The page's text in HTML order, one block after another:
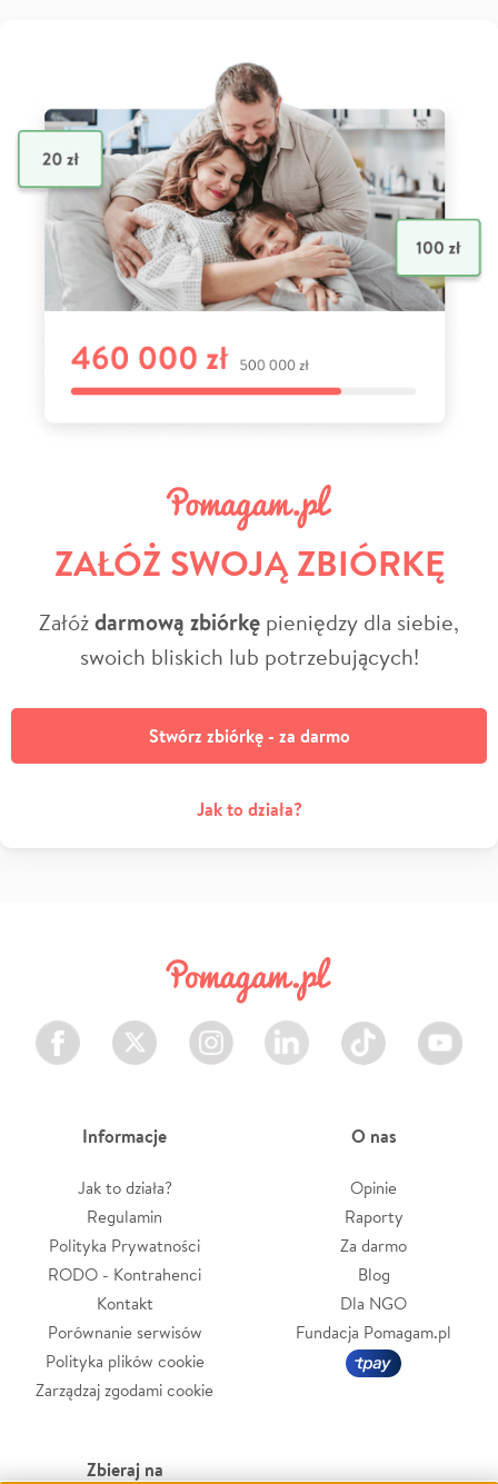
ZAŁÓŻ SWOJĄ ZBIÓRKĘ
Załóżdarmową zbiórkę pieniędzy dla siebie,
swoich bliskich lub potrzebujących!
Stwórz zbiórkę - za darmo
Jak to działa?
Facebook Twitter Instagram LinkedIn TikTok Youtube
Informacje
Jak to działa?
Regulamin
Polityka Prywatności
RODO - Kontrahenci
Kontakt
Porównanie serwisów
Polityka plików cookie
Zarządzaj zgodami cookie
O nas
Opinie
Raporty
Za darmo
Blog
Dla NGO
Fundacja Pomagam.pl
Zbieraj na